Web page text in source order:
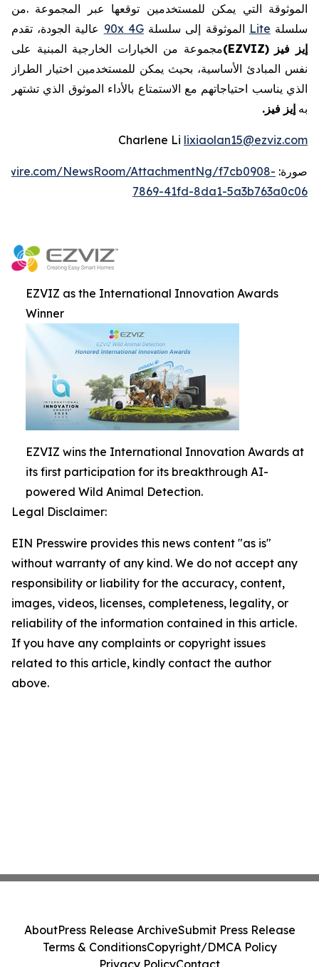
الموثوقة التي يمكن للمستخدمين توقعها عبر المجموعة .من
سلسلة Lite الموثوقة إلى سلسلة 90x4G عالية الجودة، تقدم
إيز فيز (EZVIZ) مجموعة من الخيارات الخارجية المبنية على
نفس المبادئ الأساسية، بحيث يمكن للمستخدمين اختيار الطراز
الذي يناسب احتياجاتهم مع الاستمتاع بالأداء الموثوق الذي تشتهر
به إيز فيز .
Charlene Li lixiaolan15@ezviz.com
صورة: NewsRoom/AttachmentNg/f7cb0908-
7869-41fd-8da1-5a3b763a0c06
EZVIZ as the International Innovation Awards
Winner
EZVIZ wins the International Innovation Awards at
its first participation for its breakthrough AI-
powered Wild Animal Detection.
Legal Disclaimer:
EIN Presswire provides this news content "as is"
without warranty of any kind. We do not accept any
responsibility or liability for the accuracy, content,
images, videos, licenses, completeness, legality, or
reliability of the information contained in this article.
If you have any complaints or copyright issues
related to this article, kindly contact the author
above.
AboutPress Release ArchiveSubmit Press Release
Terms & ConditionsCopyright/DMCA Policy
Privacy PolicyContact